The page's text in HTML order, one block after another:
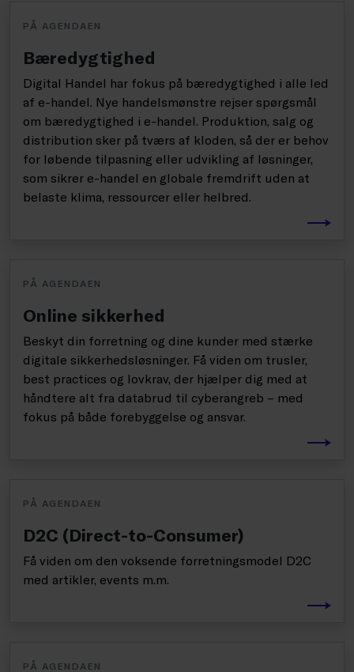
PÅ AGENDAEN
Bæredygtighed
Digital Handel har fokus på bæredygtighed i alle led
af e-handel. Nye handelsmønstre rejser spørgsmål
om bæredygtighed i e-handel. Produktion, salg og
distribution sker på tværs af kloden, så der er behov
for løbende tilpasning eller udvikling af løsninger,
som sikrer e-handel en globale fremdrift uden at
belaste klima, ressourcer eller helbred.
PÅ AGENDAEN
Online sikkerhed
Beskyt din forretning og dine kunder med stærke
digitale sikkerhedsløsninger. Få viden om trusler,
best practices og lovkrav, der hjælper dig med at
håndtere alt fra databrud til cyberangreb – med
fokus på både forebyggelse og ansvar.
PÅ AGENDAEN
D2C (Direct-to-Consumer)
Få viden om den voksende forretningsmodel D2C
med artikler, events m.m.
PÅ AGENDAEN